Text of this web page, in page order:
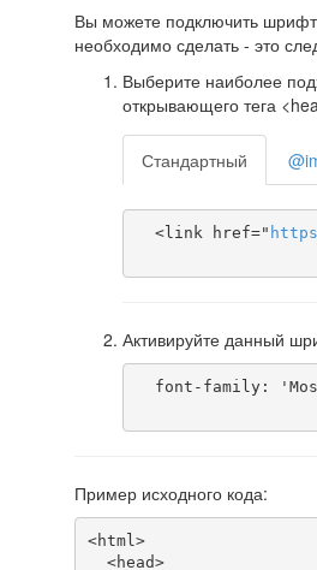
Вы можете подключить шрифт
необходимо сделать - это
Выберите наиболее
открывающего тега
Стандартный
  <link href="
https
Активируйте данный
Пример исходного кода:
<html>